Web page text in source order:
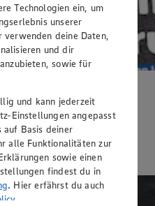
Brotdosen & Camping-
Technologien ein, um
unserer
verwenden deine Daten,
und dir
sowie für
und kann jederzeit
Einstellungen angepasst
Basis deiner
alle Funktionalitäten zur
sowie einen
findest du in
. Hier erfährst du auch
.